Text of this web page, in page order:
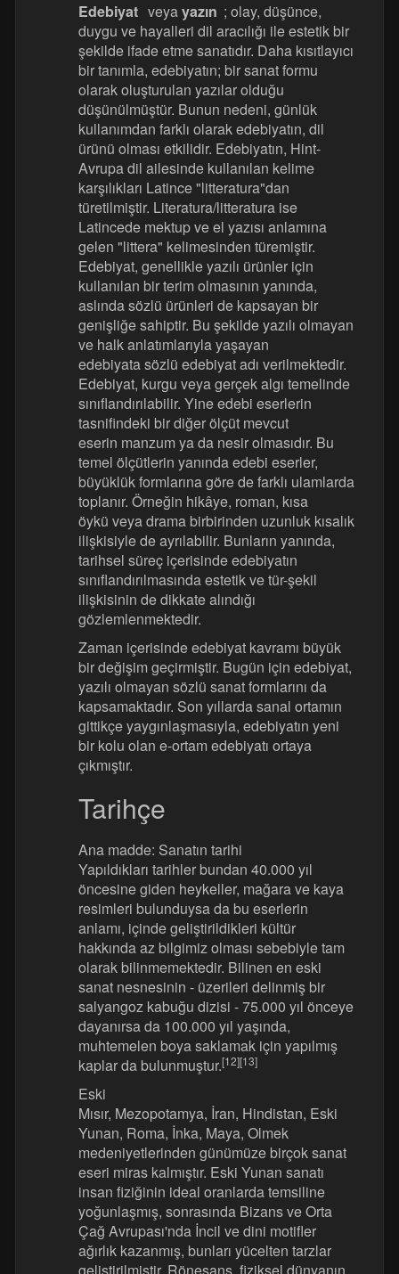
Edebiyat veyayazın ; olay, düşünce,
duygu ve hayalleri dil aracılığı ile estetik bir
şekilde ifade etme sanatıdır. Daha kısıtlayıcı
bir tanımla, edebiyatın; bir sanat formu
olarak oluşturulan yazılar olduğu
düşünülmüştür. Bunun nedeni, günlük
kullanımdan farklı olarak edebiyatın, dil
ürünü olması etkilidir. Edebiyatın, Hint-
Avrupa dil ailesinde kullanılan kelime
karşılıkları Latince "litteratura"dan
türetilmiştir. Literatura/litteratura ise
Latincede mektup ve el yazısı anlamına
gelen "littera" kelimesinden türemiştir.
Edebiyat, genellikle yazılı ürünler için
kullanılan bir terim olmasının yanında,
aslında sözlü ürünleri de kapsayan bir
genişliğe sahiptir. Bu şekilde yazılı olmayan
ve halk anlatımlarıyla yaşayan
edebiyata sözlü edebiyat adı verilmektedir.
Edebiyat, kurgu veya gerçek algı temelinde
sınıflandırılabilir. Yine edebi eserlerin
tasnifindeki bir diğer ölçüt mevcut
eserin manzum ya da nesir olmasıdır. Bu
temel ölçütlerin yanında edebi eserler,
büyüklük formlarına göre de farklı ulamlarda
toplanır. Örneğin hikâye, roman, kısa
öykü veya drama birbirinden uzunluk kısalık
ilişkisiyle de ayrılabilir. Bunların yanında,
tarihsel süreç içerisinde edebiyatın
sınıflandırılmasında estetik ve tür-şekil
ilişkisinin de dikkate alındığı
gözlemlenmektedir.
Zaman içerisinde edebiyat kavramı büyük
bir değişim geçirmiştir. Bugün için edebiyat,
yazılı olmayan sözlü sanat formlarını da
kapsamaktadır. Son yıllarda sanal ortamın
gittikçe yaygınlaşmasıyla, edebiyatın yeni
bir kolu olan e-ortam edebiyatı ortaya
çıkmıştır.
Tarihçe
Ana madde: Sanatın tarihi
Yapıldıkları tarihler bundan 40.000 yıl
öncesine giden heykeller, mağara ve kaya
resimleri bulunduysa da bu eserlerin
anlamı, içinde geliştirildikleri kültür
hakkında az bilgimiz olması sebebiyle tam
olarak bilinmemektedir. Bilinen en eski
sanat nesnesinin - üzerileri delinmiş bir
salyangoz kabuğu dizisi - 75.000 yıl önceye
dayanırsa da 100.000 yıl yaşında,
muhtemelen boya saklamak için yapılmış
kaplar da bulunmuştur.[12][13]
Eski
Mısır, Mezopotamya, İran, Hindistan, Eski
Yunan, Roma, İnka, Maya, Olmek
medeniyetlerinden günümüze birçok sanat
eseri miras kalmıştır. Eski Yunan sanatı
insan fiziğinin ideal oranlarda temsiline
yoğunlaşmış, sonrasında Bizans ve Orta
Çağ Avrupası'nda İncil ve dini motifler
ağırlık kazanmış, bunları yücelten tarzlar